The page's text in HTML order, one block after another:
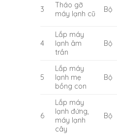
3
Tháo gỡ
máy lạnh cũ
Bộ
4
Lắp máy
lạnh âm
trần
Bộ
5
Lắp máy
lạnh mẹ
bồng con
Bộ
6
Lắp máy
lạnh đứng,
máy lạnh
cây
Bộ